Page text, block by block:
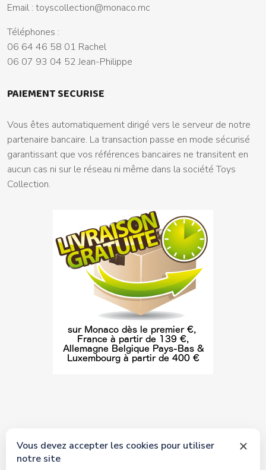
Email : toyscollection@monaco.mc
Téléphones :
06 64 46 58 01 Rachel
06 07 93 04 52 Jean-Philippe
PAIEMENT SECURISE
Vous êtes automatiquement dirigé vers le serveur de notre
partenaire bancaire. La transaction passe en mode sécurisé
garantissant que vos références bancaires ne transitent en
aucun cas ni sur le réseau ni même dans la société Toys
Collection.
© 2026 tous droits réservés Toyscollection. Réalisation
Vous devez accepter les cookies pour utiliser
notre site